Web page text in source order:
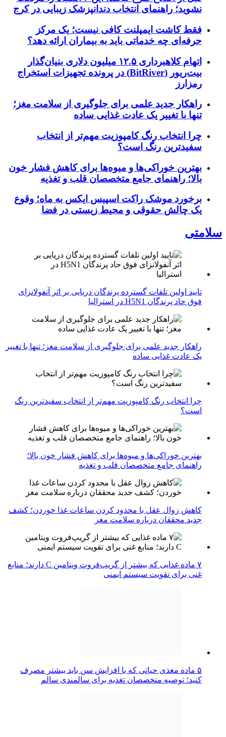
نشوید؛ راهنمای انتخاب دندانپزشک زیبایی در کرج
فقط کاشت ایمپلنت کافی نیست؛ یک مرکز
حرفه‌ای چه خدماتی باید به بیماران ارائه دهد؟
اتهام کلاهبرداری ۱۲.۵ میلیون دلاری بنیان‌گذار
بیت‌ریور (BitRiver) در پرونده تجهیزات استخراج
رمزارز
راهکار جدید علمی برای جلوگیری از سلامت مغز؛
تنها با تغییر یک عادت غذایی ساده
چرا انتخاب رنگ کامپوزیت مهم‌تر از انتخاب
سفیدترین رنگ است؟
بهترین خوراکی‌ها و میوه‌ها برای کاهش فشار خون
بالا؛ راهنمای جامع متخصصان قلب و تغذیه
برخورد موشک راکت اسپیس ایکس به ماه؛ وقوع
یک چالش حقوقی و محیط زیستی در فضا
سلامتی
تایید اولین تلفات گسترده پرندگان دریایی بر اثر آنفولانزای
فوق حاد پرندگان H5N1 در استرالیا
راهکار جدید علمی برای جلوگیری از سلامت مغز؛ تنها با تغییر
یک عادت غذایی ساده
چرا انتخاب رنگ کامپوزیت مهم‌تر از انتخاب سفیدترین رنگ
است؟
بهترین خوراکی‌ها و میوه‌ها برای کاهش فشار خون بالا؛
راهنمای جامع متخصصان قلب و تغذیه
کاهش زوال عقل با محدود کردن ساعات غذا خوردن؛ کشف
جدید محققان درباره سلامت مغز
۷ ماده غذایی که بیشتر از گریپ‌فروت ویتامین C دارند؛ منابع
غنی برای تقویت سیستم ایمنی
۵ ماده مغذی حیاتی که با افزایش سن باید بیشتر مصرف
کنید؛ توصیه متخصصان تغذیه برای سالمندی سالم